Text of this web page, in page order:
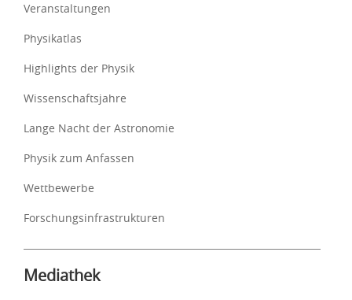
Veranstaltungen
Physikatlas
Highlights der Physik
Wissenschaftsjahre
Lange Nacht der Astronomie
Physik zum Anfassen
Wettbewerbe
Forschungsinfrastrukturen
Mediathek